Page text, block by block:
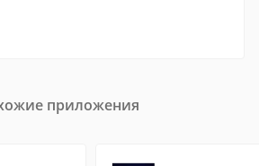
приложения